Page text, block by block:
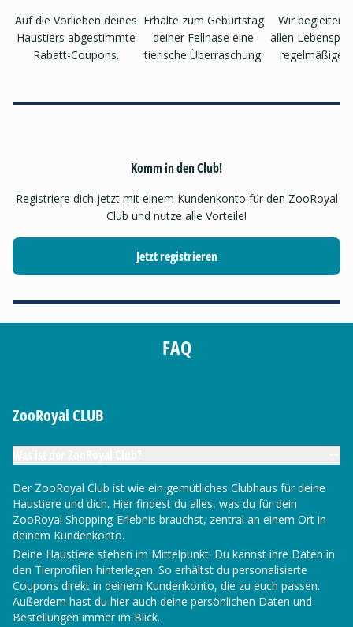
Auf die Vorlieben deines
Haustiers abgestimmte
Rabatt-Coupons.
Erhalte zum Geburtstag
deiner Fellnase eine
tierische Überraschung.
Wir begleiten
allen
regelmäßigen
Komm in den Club!
Registriere dich jetzt mit einem Kundenkonto für den ZooRoyal
Club und nutze alle Vorteile!
Jetzt registrieren
FAQ
ZooRoyal CLUB
Der ZooRoyal Club ist wie ein gemütliches Clubhaus für deine
Haustiere und dich. Hier findest du alles, was du für dein
ZooRoyal Shopping-Erlebnis brauchst, zentral an einem Ort in
deinem Kundenkonto.
Deine Haustiere stehen im Mittelpunkt: Du kannst ihre Daten in
den Tierprofilen hinterlegen. So erhältst du personalisierte
Coupons direkt in deinem Kundenkonto, die zu euch passen.
Außerdem hast du hier auch deine persönlichen Daten und
Bestellungen immer im Blick.